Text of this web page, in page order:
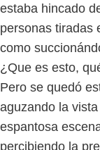
estaba hincado
personas tiradas
como
¿Que es esto,
Pero se quedó
aguzando la
espantosa
percibiendo la